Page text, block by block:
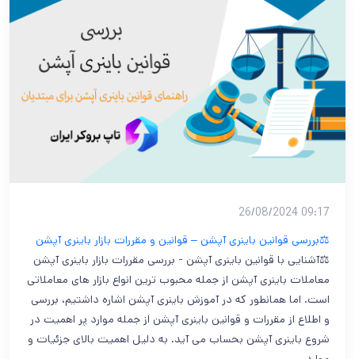
09:17 26/08/2024
⚖️بررسی قوانین باینری آپشن – قوانین و مقررات بازار باینری آپشن
⚖️آشنایی با قوانین باینری آپشن - بررسی مقررات بازار باینری آپشن
معاملات باینری آپشن از جمله محبوب ترین انواع بازار های معاملاتی
است. اما همانطور که در آموزش باینری آپشن اشاره داشتیم، بررسی
و اطلاع از مقررات و قوانین باینری آپشن از جمله موارد پر اهمیت در
شروع باینری آپشن بحساب می آید. به دلیل اهمیت بالای جزئیات و